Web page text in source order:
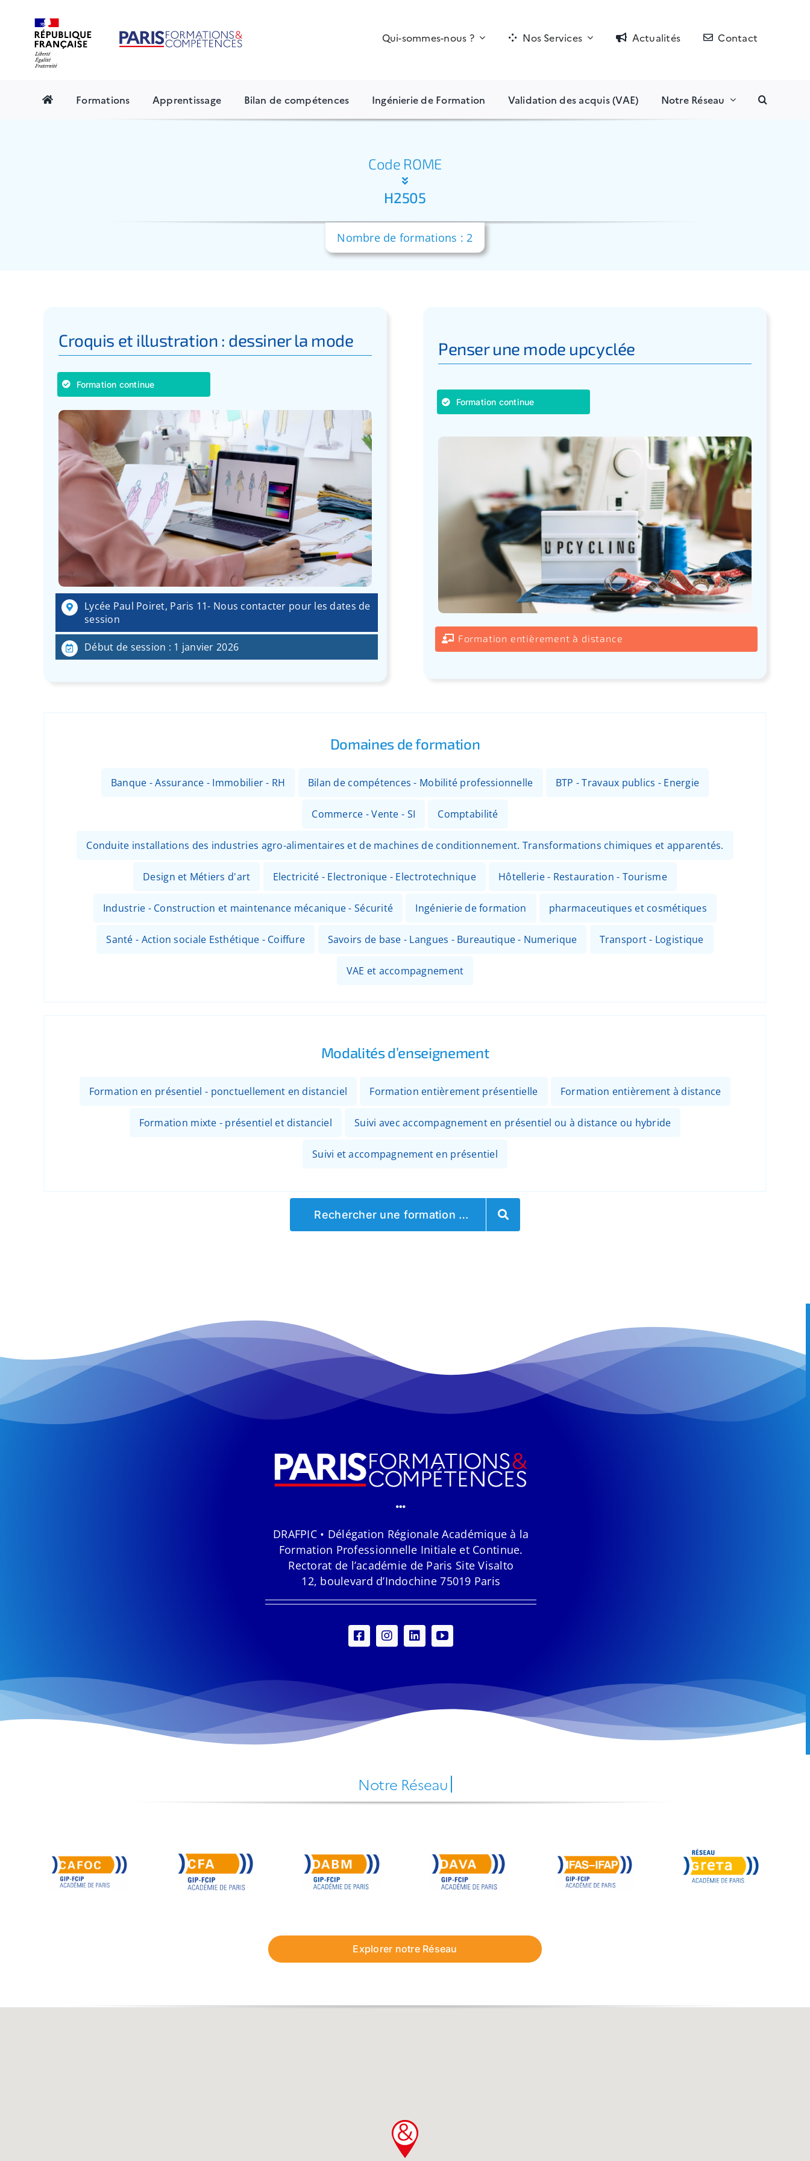
content
Qui-sommes-nous ? Nos Services Actualités Contact
Formations Apprentissage Bilan de compétences Ingénierie de Formation Validation des acquis (VAE) Notre Réseau
Code ROME
H2505
Nombre de formations : 2
Croquis et illustration : dessiner la mode
Formation continue
Lycée Paul Poiret, Paris 11- Nous contacter pour les dates de
session
Début de session : 1 janvier 2026
Penser une mode upcyclée
Formation continue
Formation entièrement à distance
Domaines de formation
Banque - Assurance - Immobilier - RH Bilan de compétences - Mobilité professionnelle BTP - Travaux publics - Energie
Commerce - Vente - SI Comptabilité
Conduite installations des industries agro-alimentaires et de machines de conditionnement. Transformations chimiques et apparentés.
Design et Métiers d'art Electricité - Electronique - Electrotechnique Hôtellerie - Restauration - Tourisme
Industrie - Construction et maintenance mécanique - Sécurité Ingénierie de formation pharmaceutiques et cosmétiques
Santé - Action sociale Esthétique - Coiffure Savoirs de base - Langues - Bureautique - Numerique Transport - Logistique
VAE et accompagnement
Modalités d’enseignement
Formation en présentiel - ponctuellement en distanciel Formation entièrement présentielle Formation entièrement à distance
Formation mixte - présentiel et distanciel Suivi avec accompagnement en présentiel ou à distance ou hybride
Suivi et accompagnement en présentiel
Rechercher une formation …
DRAFPIC • Délégation Régionale Académique à la
Formation Professionnelle Initiale et Continue.
Rectorat de l’académie de Paris Site Visalto
12, boulevard d’Indochine 75019 Paris
Explorer notre Réseau